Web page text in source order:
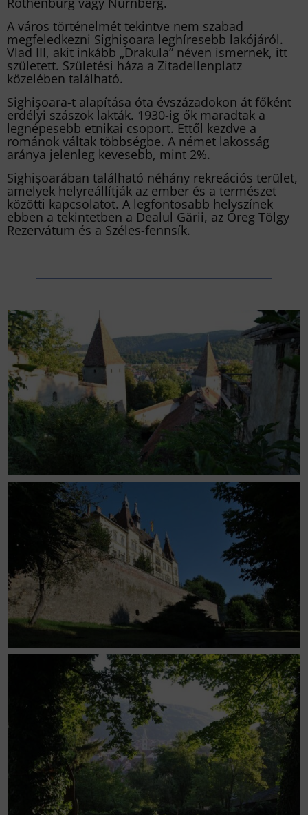
A város történelmét tekintve nem szabad
megfeledkezni Sighişoara leghíresebb lakójáról.
Vlad III, akit inkább „Drakula” néven ismernek, itt
született. Születési háza a Zitadellenplatz
közelében található.
Sighişoara-t alapítása óta évszázadokon át főként
erdélyi szászok lakták. 1930-ig ők maradtak a
legnépesebb etnikai csoport. Ettől kezdve a
románok váltak többségbe. A német lakosság
aránya jelenleg kevesebb, mint 2%.
Sighişoarában található néhány rekreációs terület,
amelyek helyreállítják az ember és a természet
közötti kapcsolatot. A legfontosabb helyszínek
ebben a tekintetben a Dealul Gării, az Öreg Tölgy
Rezervátum és a Széles-fennsík.